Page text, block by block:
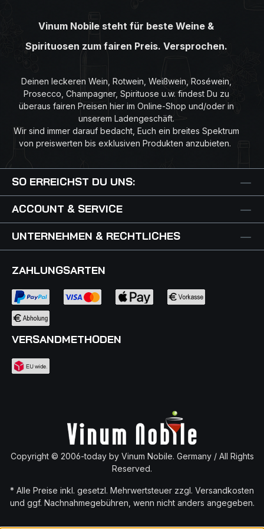
den Pionieren auf dem Rotweinsektor. Herausragende
Weine wie die Cuveés „OP Eximium“ sowie „Bela Rex“
feiern auf internationaler Ebene große Erfolge. Vor
auf dem Weingut Aufmerksamkeit schenken.
Beschreibung: Tiefdunkles Rubinrot mit violetten
Reflexen; delikate Aromen von schwarzen
Beerenfrüchten, Anklänge von Kakao und feinen
Rauchnoten, saftige Fruchtfülle; kremig, dicht und
dennoch voller Finesse.
Vinum Nobile steht für beste Weine &
Spirituosen zum fairen Preis. Versprochen.
Deinen leckeren Wein, Rotwein, Weißwein, Roséwein,
Prosecco, Champagner, Spirituose u.w. findest Du zu
überaus fairen Preisen hier im Online-Shop und/oder in
unserem Ladengeschäft.
Wir sind immer darauf bedacht, Euch ein breites Spektrum
von preiswerten bis exklusiven Produkten anzubieten.
SO ERREICHST DU UNS:
ACCOUNT & SERVICE
UNTERNEHMEN & RECHTLICHES
ZAHLUNGSARTEN
VERSANDMETHODEN
Copyright © 2006-today by Vinum Nobile. Germany / All Rights
Reserved.
* Alle Preise inkl. gesetzl. Mehrwertsteuer zzgl. Versandkosten
und ggf. Nachnahmegebühren, wenn nicht anders angegeben.